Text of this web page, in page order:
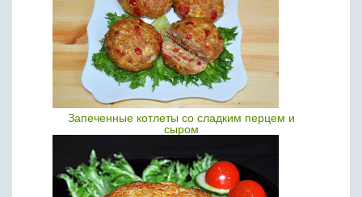
Запеченные котлеты со сладким перцем и
сыром